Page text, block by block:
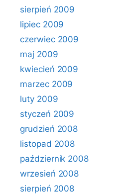
sierpień 2009
lipiec 2009
czerwiec 2009
maj 2009
kwiecień 2009
marzec 2009
luty 2009
styczeń 2009
grudzień 2008
listopad 2008
październik 2008
wrzesień 2008
sierpień 2008